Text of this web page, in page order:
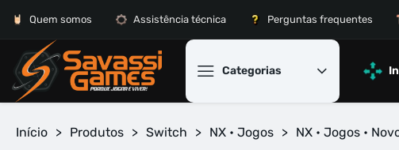
Quem somos Assistência técnica Perguntas frequentes
Categorias
Início > Produtos > Switch > NX • Jogos > NX • Jogos •